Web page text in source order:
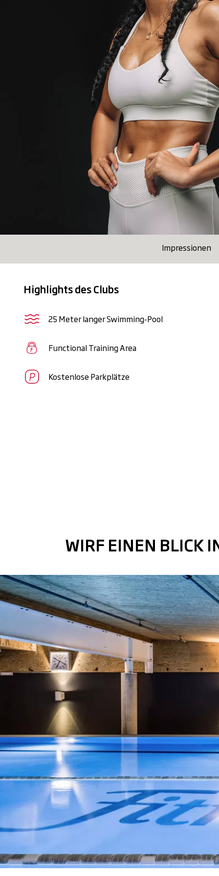
Impressionen
Highlights des Clubs
25 Meter langer Swimming-Pool
Functional Training Area
Kostenlose Parkplätze
WIRF EINEN BLICK
Pausen-Option:
Abschluss einer 24-
EGYM:Smart
sowie High Performance
Ergebnisse in minimaler
Community für mehr